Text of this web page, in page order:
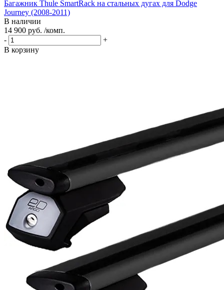
Багажник Thule SmartRack на стальных дугах для Dodge
Journey (2008-2011)
В наличии
14 900 руб. /комп.
-
+
В корзину